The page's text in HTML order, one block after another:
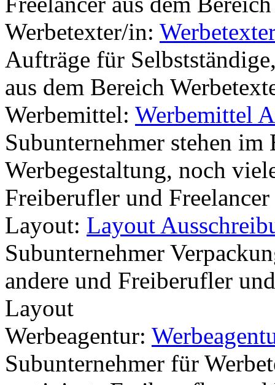
Werbetexter/in:
Aufträge für
aus dem Bereich
Werbemittel: Werbemittel
Subunternehmer stehen
Werbegestaltung, noch
Freiberufler und
Layout: Layout
Subunternehmer
andere und Freiberufler
Layout
Werbeagentur:
Subunternehmer für